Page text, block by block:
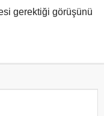
gerektiği görüşünü